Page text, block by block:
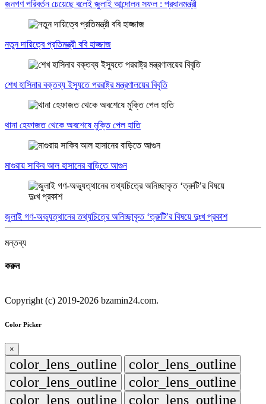
জনগণ পরিবর্তন চেয়েছে বলেই জুলাই আন্দোলন সফল : প্রধানমন্ত্রী
নতুন দায়িত্বে প্রতিমন্ত্রী ববি হাজ্জাজ
শেখ হাসিনার বক্তব্য ইস্যুতে পররাষ্ট্র মন্ত্রণালয়ের বিবৃতি
থানা হেফাজত থেকে অবশেষে মুক্তি পেল হাতি
মাগুরায় সাকিব আল হাসানের বাড়িতে আগুন
জুলাই গণ-অভ্যুত্থানের তথ্যচিত্রে অনিচ্ছাকৃত ‘ত্রুটি’র বিষয়ে দুঃখ প্রকাশ
মন্তব্য
করুন
Copyright (c) 2019-2026 bzamin24.com.
Color Picker
×
color_lens_outline
color_lens_outline
color_lens_outline
color_lens_outline
color_lens_outline
color_lens_outline